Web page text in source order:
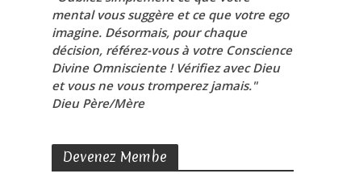
mental vous suggère et ce que votre ego
imagine. Désormais, pour chaque
décision, référez-vous à votre Conscience
Divine Omnisciente ! Vérifiez avec Dieu
et vous ne vous tromperez jamais."
Dieu Père/Mère
Devenez Membe